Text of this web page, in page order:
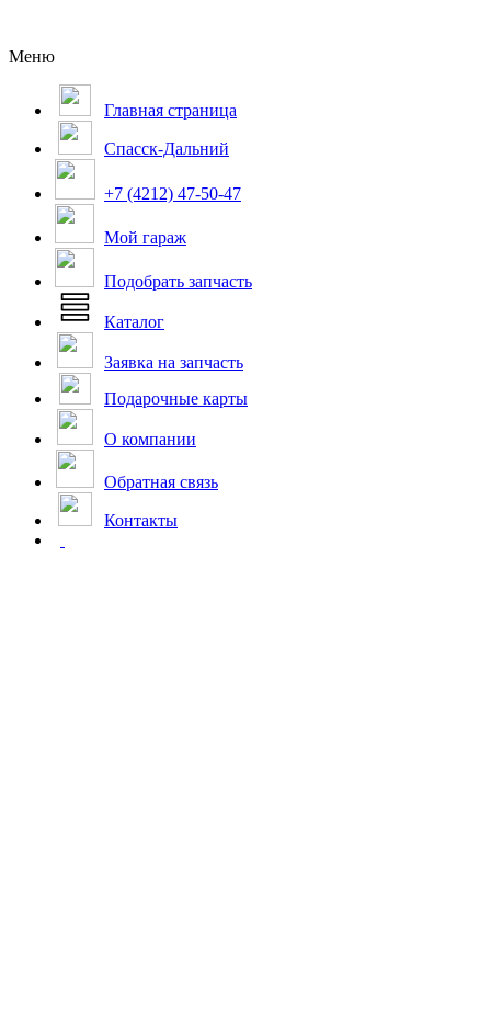
Меню
Главная страница
Спасск-Дальний
+7 (4212) 47-50-47
Мой гараж
Подобрать запчасть
Каталог
Заявка на запчасть
Подарочные карты
О компании
Обратная связь
Контакты